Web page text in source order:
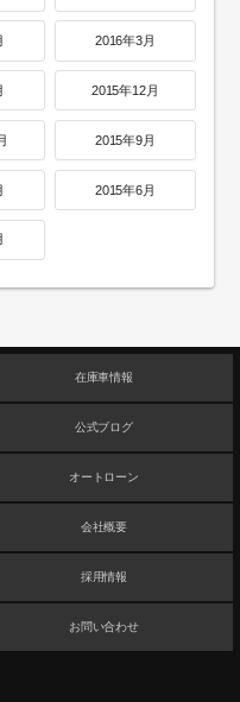
2016年3月
2015年12月
2015年9月
2015年6月
在庫車情報
公式ブログ
オートローン
会社概要
採用情報
お問い合わせ